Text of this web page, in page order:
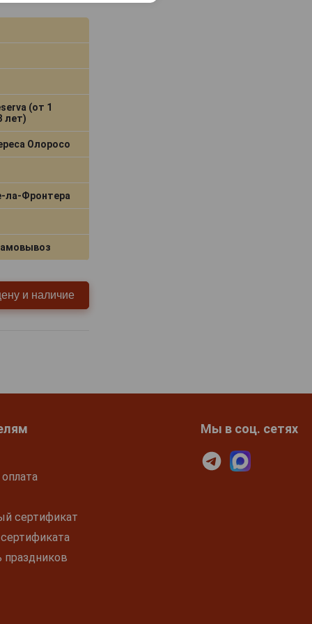
(от 1
лет)
Олоросо
и наличие
сертификат
праздников
Мы в соц. сетях